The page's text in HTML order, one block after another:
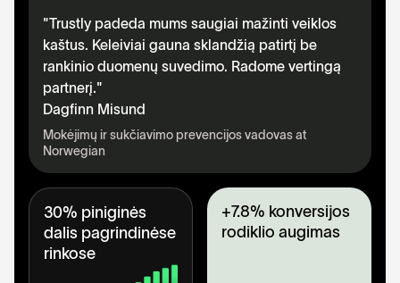
"Trustly padeda mums saugiai mažinti veiklos
kaštus. Keleiviai gauna sklandžią patirtį be
rankinio duomenų suvedimo. Radome vertingą
partnerį."
Dagfinn Misund
Mokėjimų ir sukčiavimo prevencijos vadovas at
Norwegian
30% piniginės
dalis pagrindinėse
rinkose
+7.8% konversijos
rodiklio augimas